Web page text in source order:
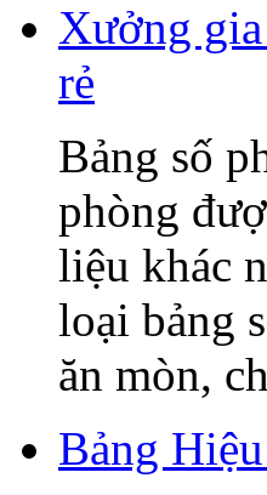
Xưởng gia
rẻ
Bảng số
phòng
liệu khác
loại bảng
ăn mòn,
Bảng